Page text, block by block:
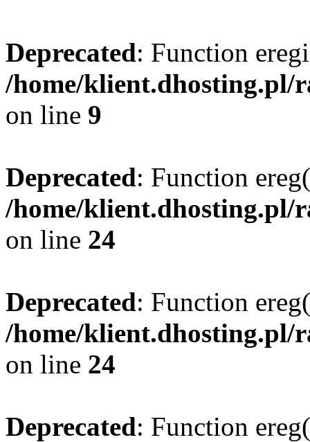
Deprecated: Function
/home/klient.dhosting.pl/
on line 9
Deprecated: Function
/home/klient.dhosting.pl/
on line 24
Deprecated: Function
/home/klient.dhosting.pl/
on line 24
Deprecated: Function